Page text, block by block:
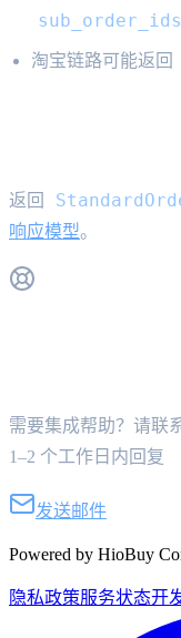
sub_order_ids
淘宝链路可能返回
返回
响应模型。
需要集成帮助？请联
1–2 个工作日内回复
发送邮件
Powered by HioBuy
隐私政策服务状态开